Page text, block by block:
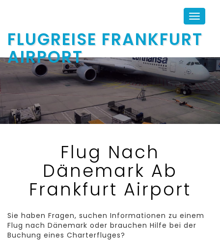
Toggle
FLUGREISE FRANKFURT
AIRPORT
Flug Nach
Dänemark Ab
Frankfurt Airport
Sie haben Fragen, suchen Informationen zu einem
Flug nach Dänemark oder brauchen Hilfe bei der
Buchung eines Charterfluges?